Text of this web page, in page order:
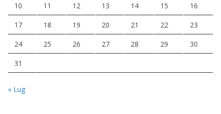
10 11 12 13 14 15 16
17 18 19 20 21 22 23
24 25 26 27 28 29 30
31
« Lug